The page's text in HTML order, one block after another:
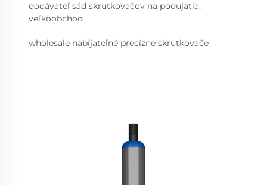
dodávateľ sád skrutkovačov na podujatia,
veľkoobchod
wholesale nabíjateľné precízne skrutkovače